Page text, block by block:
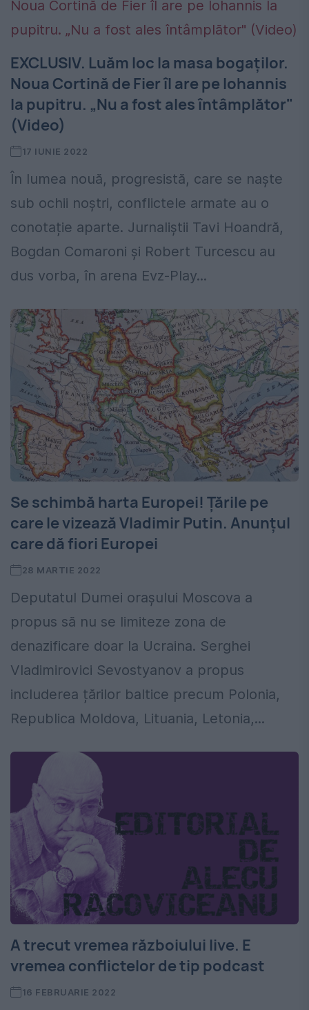
EXCLUSIV. Luăm loc la masa bogaților.
Noua Cortină de Fier îl are pe Iohannis
la pupitru. „Nu a fost ales întâmplător"
(Video)
17 IUNIE 2022
În lumea nouă, progresistă, care se naște
sub ochii noștri, conflictele armate au o
conotație aparte. Jurnaliștii Tavi Hoandră,
Bogdan Comaroni și Robert Turcescu au
dus vorba, în arena Evz-Play...
Se schimbă harta Europei! Ţările pe
care le vizează Vladimir Putin. Anunţul
care dă fiori Europei
28 MARTIE 2022
Deputatul Dumei orașului Moscova a
propus să nu se limiteze zona de
denazificare doar la Ucraina. Serghei
Vladimirovici Sevostyanov a propus
includerea țărilor baltice precum Polonia,
Republica Moldova, Lituania, Letonia,...
A trecut vremea războiului live. E
vremea conflictelor de tip podcast
16 FEBRUARIE 2022